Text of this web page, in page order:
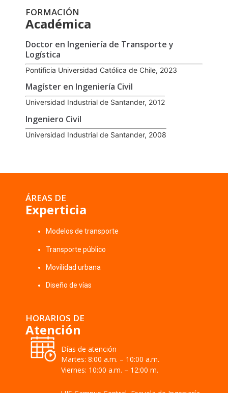
FORMACIÓN
Académica
Doctor en Ingeniería de Transporte y
Logística
Pontificia Universidad Católica de Chile, 2023
Magíster en Ingeniería Civil
Universidad Industrial de Santander, 2012
Ingeniero Civil
Universidad Industrial de Santander, 2008
ÁREAS DE
Experticia
Modelos de transporte
Transporte público
Movilidad urbana
Diseño de vías
HORARIOS DE
Atención
Días de atención
Martes: 8:00 a.m. – 10:00 a.m.
Viernes: 10:00 a.m. – 12:00 m.